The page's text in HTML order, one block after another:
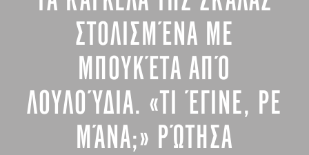
ΣΤΟΛΙΣΜΈΝΑ ΜΕ
ΜΠΟΥΚΈΤΑ ΑΠΌ
ΛΟΥΛΟΎΔΙΑ. «ΤΙ ΈΓΙΝΕ, ΡΕ
ΜΆΝΑ;» ΡΏΤΗΣΑ